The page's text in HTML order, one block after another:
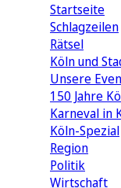
Startseite
Schlagzeilen
Rätsel
Köln und
Unsere
150 Jahre
Karneval in
Köln-Spezial
Region
Politik
Wirtschaft